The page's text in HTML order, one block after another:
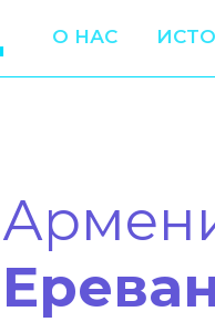
О НАС